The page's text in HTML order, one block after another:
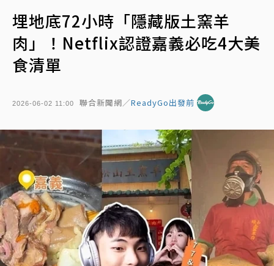
埋地底72小時「隱藏版土窯羊
肉」！Netflix認證嘉義必吃4大美
食清單
2026-06-02 11:00 聯合新聞網／ReadyGo出發前